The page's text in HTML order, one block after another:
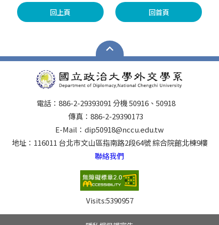
回上頁 回首頁
電話：886-2-29393091 分機 50916、50918
傳真：886-2-29390173
E-Mail：dip50918@nccu.edu.tw
地址：116011 台北市文山區指南路2段64號 綜合院館北棟9樓
聯絡我們
Visits:5390957